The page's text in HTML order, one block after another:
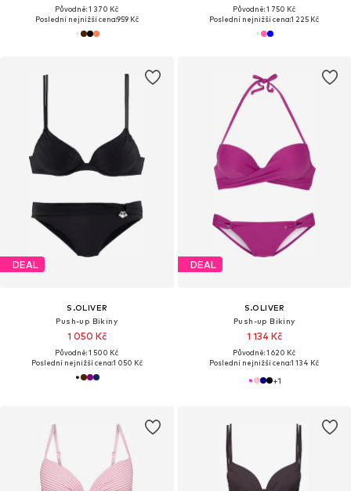
Původně: 1 370 Kč
Poslední nejnižší cena:959 Kč
Původně: 1 750 Kč
Poslední nejnižší cena:1 225 Kč
DEAL
S.OLIVER
Push-up Bikiny
1 050 Kč
Původně: 1 500 Kč
Poslední nejnižší cena:1 050 Kč
DEAL
S.OLIVER
Push-up Bikiny
1 134 Kč
Původně: 1 620 Kč
Poslední nejnižší cena:1 134 Kč
+1